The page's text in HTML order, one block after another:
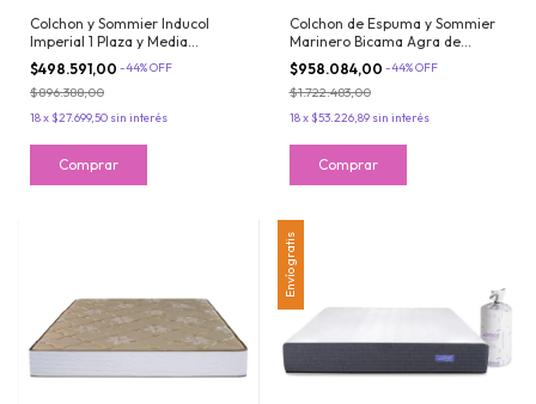
Colchon y Sommier Inducol
Imperial 1 Plaza y Media
90x190x21 cm de Resortes
Bonnell
$498.591,00 -44%OFF
$896.388,00
18x $27.699,50 sin interés
Colchon de Espuma y Sommier
Marinero Bicama Agra de
Espuma 1 Plaza y Media
90x190x20cm Inducol
$958.084,00 -44%OFF
$1.722.483,00
18x $53.226,89 sin interés
Envío gratis